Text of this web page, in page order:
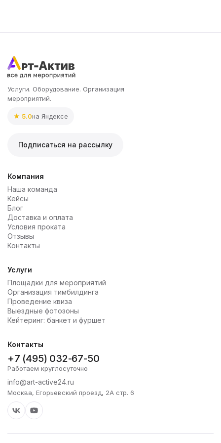
Услуги. Оборудование. Организация
мероприятий.
★ 5.0на Яндексе
Подписаться на рассылку
Компания
Наша команда
Кейсы
Блог
Доставка и оплата
Условия проката
Отзывы
Контакты
Услуги
Площадки для мероприятий
Организация тимбилдинга
Проведение квиза
Выездные фотозоны
Кейтеринг: банкет и фуршет
Контакты
+7 (495) 032-67-50
Работаем круглосуточно
info@art-active24.ru
Москва, Егорьевский проезд, 2А стр. 6